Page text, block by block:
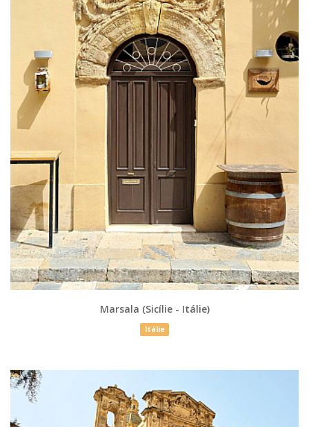
Marsala (Sicílie - Itálie)
Itálie